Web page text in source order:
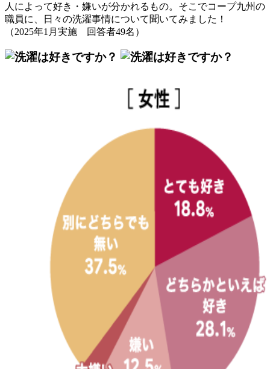
人によって好き・嫌いが分かれるもの。そこでコープ九州の
職員に、日々の洗濯事情について聞いてみました！
（2025年1月実施 回答者49名）